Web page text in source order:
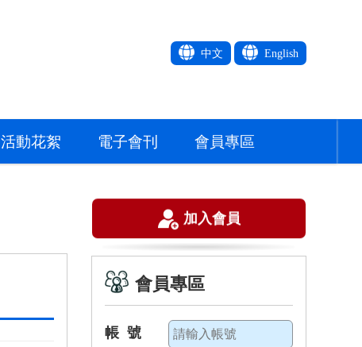
中文 English
活動花絮 電子會刊 會員專區
加入會員
會員專區
帳 號